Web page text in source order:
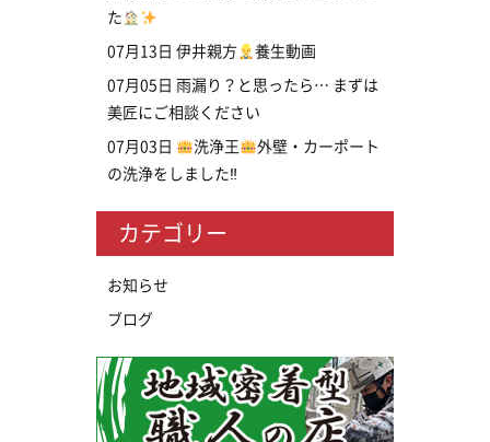
た
07月13日 伊井親方 養生動画
07月05日 雨漏り？と思ったら… まずは
美匠にご相談ください
07月03日 洗浄王
外壁・カーポート
の洗浄をしました‼
カテゴリー
お知らせ
ブログ